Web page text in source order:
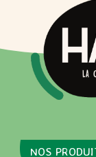
NOS